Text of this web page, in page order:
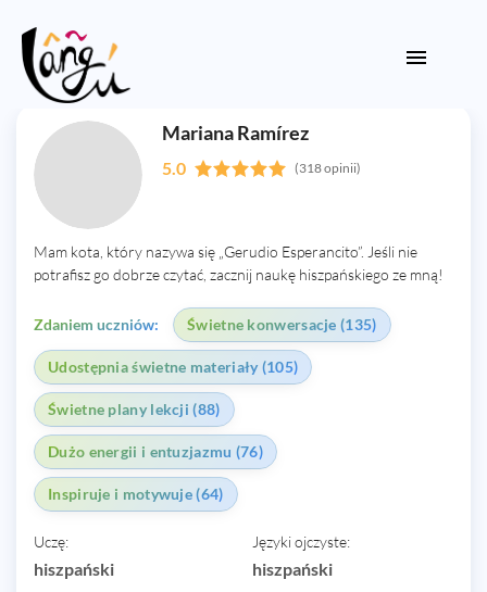
Mariana Ramírez
5.0 (318 opinii)
Mam kota, który nazywa się „Gerudio Esperancito”. Jeśli nie
potrafisz go dobrze czytać, zacznij naukę hiszpańskiego ze mną!
Zdaniem uczniów: Świetne konwersacje (135)
Udostępnia świetne materiały (105)
Świetne plany lekcji (88)
Dużo energii i entuzjazmu (76)
Inspiruje i motywuje (64)
Uczę:
hiszpański
Języki ojczyste:
hiszpański